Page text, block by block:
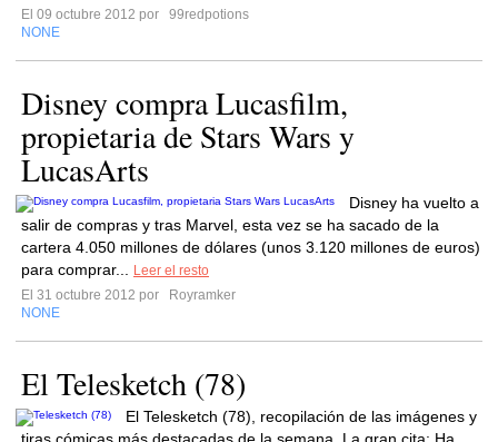
El 09 octubre 2012 por
99redpotions
NONE
Disney compra Lucasfilm,
propietaria de Stars Wars y
LucasArts
Disney ha vuelto a
salir de compras y tras Marvel, esta vez se ha sacado de la
cartera 4.050 millones de dólares (unos 3.120 millones de euros)
para comprar...
Leer el resto
El 31 octubre 2012 por
Royramker
NONE
El Telesketch (78)
El Telesketch (78), recopilación de las imágenes y